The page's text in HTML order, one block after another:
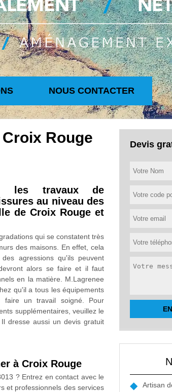
NOUS CONTACTER
Rouge
les travaux de
au niveau des
de Croix Rouge et
qui se constatent très
des maisons. En effet, cela
agressions qu'ils peuvent
alors se faire et il faut
en la matière. M.Lagrenee
qu'il a tous les équipements
un travail soigné. Pour
supplémentaires, veuillez le
dresse aussi un devis gratuit
à Croix Rouge
? Entrez en contact avec le
et professionnels des services
Devis
Artisan